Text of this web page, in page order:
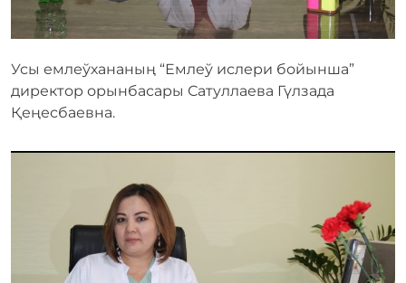
Усы емлеўхананың “Емлеў ислери бойынша”
директор орынбасары Сатуллаева Гүлзада
Қеңесбаевна.